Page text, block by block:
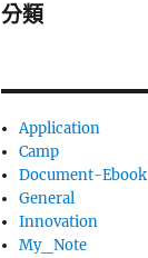
分類
Application
Camp
Document-Ebook
General
Innovation
My_Note